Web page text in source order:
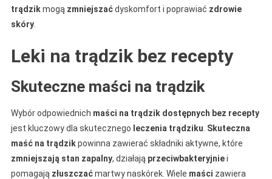
trądzikmogą zmniejszaćdyskomfort i poprawiać zdrowie
skóry.
Leki na trądzik bez recepty
Skuteczne maści na trądzik
Wybór odpowiednich maści na trądzik dostępnych bez recepty
jest kluczowy dla skutecznego leczenia trądziku Skuteczna
maść na trądzikpowinna zawierać składniki aktywne, które
zmniejszają stan zapalny, działają przeciwbakteryjniei
pomagają złuszczaćmartwy naskórek. Wiele maści zawiera